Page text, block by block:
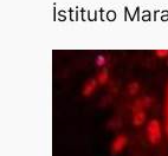
İstituto